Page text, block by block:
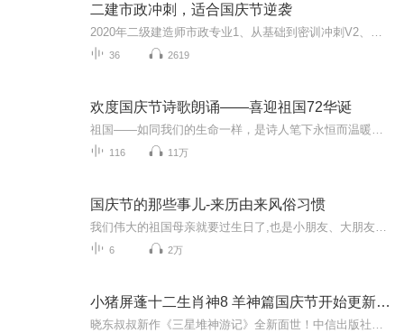
二建市政冲刺，适合国庆节逆袭
36 2619
欢度国庆节诗歌朗诵——喜迎祖国72华诞
116 11万
国庆节的那些事儿-来历由来风俗习惯
6 2万
小猪屏蓬十二生肖神8 羊神篇国庆节开始更新啦！